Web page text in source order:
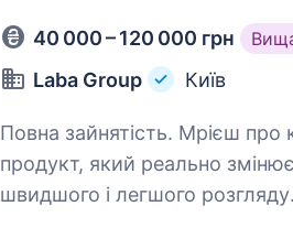
40 000 – 120 000 грн
Laba Group Київ
Повна зайнятість. Мрієш про кар'єру в продажах і хочеш продавати
продукт, який реально
швидшого і легшого розгляду